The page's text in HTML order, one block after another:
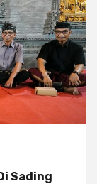
Sading